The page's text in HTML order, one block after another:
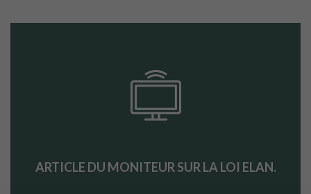
ARTICLE DU MONITEUR SUR LA LOI ELAN.